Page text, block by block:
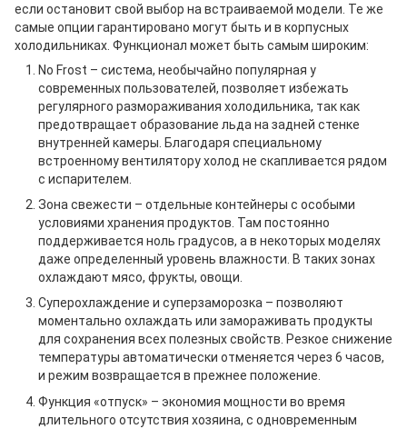
если остановит свой выбор на встраиваемой модели. Те же
самые опции гарантировано могут быть и в корпусных
холодильниках. Функционал может быть самым широким:
No Frost – система, необычайно популярная у
современных пользователей, позволяет избежать
регулярного размораживания холодильника, так как
предотвращает образование льда на задней стенке
внутренней камеры. Благодаря специальному
встроенному вентилятору холод не скапливается рядом
с испарителем.
Зона свежести – отдельные контейнеры с особыми
условиями хранения продуктов. Там постоянно
поддерживается ноль градусов, а в некоторых моделях
даже определенный уровень влажности. В таких зонах
охлаждают мясо, фрукты, овощи.
Суперохлаждение и суперзаморозка – позволяют
моментально охлаждать или замораживать продукты
для сохранения всех полезных свойств. Резкое снижение
температуры автоматически отменяется через 6 часов,
и режим возвращается в прежнее положение.
Функция «отпуск» – экономия мощности во время
длительного отсутствия хозяина, с одновременным